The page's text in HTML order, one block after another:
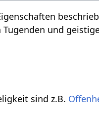
und
sind z.B.